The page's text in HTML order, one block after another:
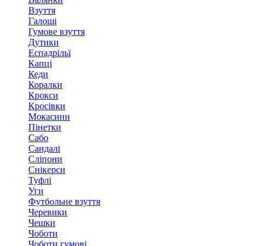
Взуття
Галоші
Гумове взуття
Дутики
Еспадрільї
Капці
Кеди
Коралки
Крокси
Кросівки
Мокасини
Пінетки
Сабо
Сандалі
Сліпони
Снікерси
Туфлі
Уги
Футбольне взуття
Черевики
Чешки
Чоботи
Чоботи гумові